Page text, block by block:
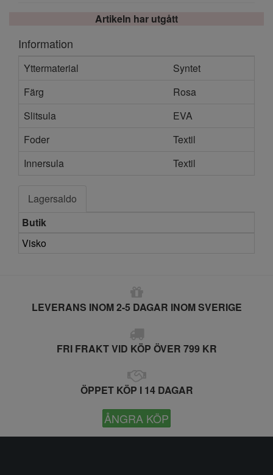
Artikeln har utgått
Information
Yttermaterial
Syntet
Färg
Rosa
Slitsula
EVA
Foder
Textil
Innersula
Textil
Lagersaldo
Butik
Visko
LEVERANS INOM 2-5 DAGAR INOM SVERIGE
FRI FRAKT VID KÖP ÖVER 799 KR
ÖPPET KÖP I 14 DAGAR
ÅNGRA KÖP